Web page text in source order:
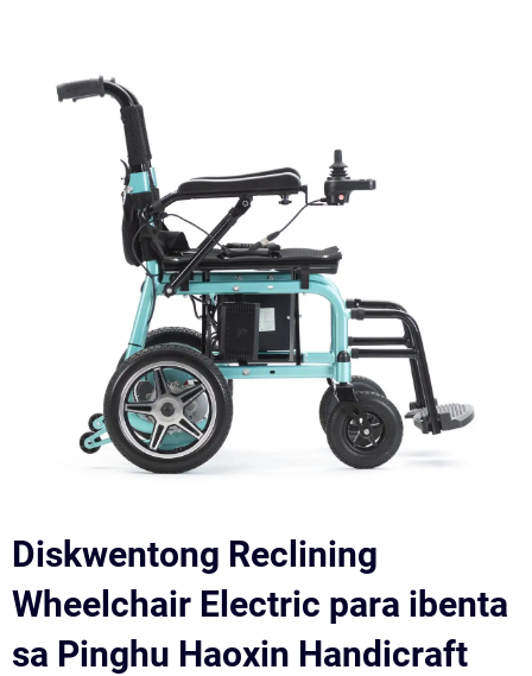
Diskwentong Reclining
Wheelchair Electric para ibenta
sa Pinghu Haoxin Handicraft